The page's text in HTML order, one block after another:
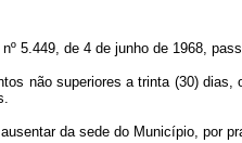
5.449, de 4 de junho de 1968,
não superiores a trinta (30)
da sede do Município, por